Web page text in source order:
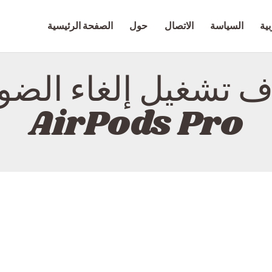
الصفحة الرئيسية حول الاتصال السياسة
تشغيل إلغاء
AirPods Pro
ZAPGIZ
الاتصال
السياسة
العربية